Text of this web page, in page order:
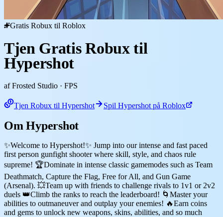
Gratis Robux til Roblox
Tjen Gratis Robux til
Hypershot
af Frosted Studio · FPS
Tjen Robux til Hypershot Spil Hypershot på Roblox
Om Hypershot
✨Welcome to Hypershot!✨ Jump into our intense and fast paced
first person gunfight shooter where skill, style, and chaos rule
supreme! 🏆Dominate in intense classic gamemodes such as Team
Deathmatch, Capture the Flag, Free for All, and Gun Game
(Arsenal). 💥Team up with friends to challenge rivals to 1v1 or 2v2
duels 👑Climb the ranks to reach the leaderboard! 🌀Master your
abilities to outmaneuver and outplay your enemies! 🔥Earn coins
and gems to unlock new weapons, skins, abilities, and so much